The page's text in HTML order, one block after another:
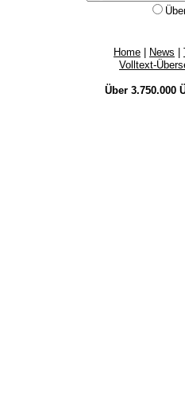
Home News
Volltext-
Über 3.750.000